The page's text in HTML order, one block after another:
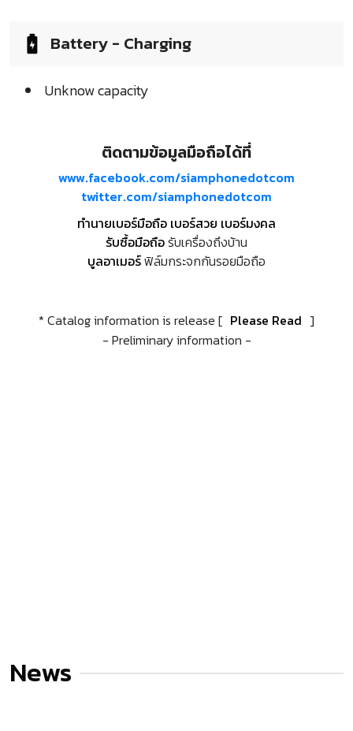
Battery - Charging
Unknow capacity
ติดตามข้อมูลมือถือได้ที่
www.facebook.com/siamphonedotcom
twitter.com/siamphonedotcom
ทำนายเบอร์มือถือ เบอร์สวย เบอร์มงคล
รับซื้อมือถือรับเครื่องถึงบ้าน
บูลอาเมอร์ฟิล์มกระจกกันรอยมือถือ
* Catalog information is release [ Please Read ]
- Preliminary information -
News